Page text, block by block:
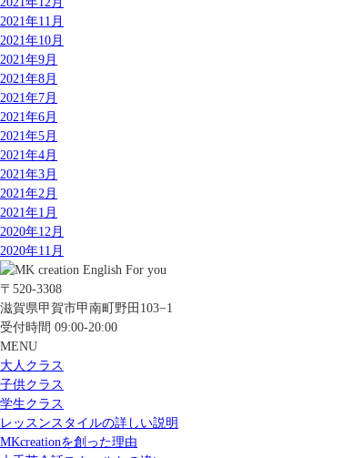
2021年11月
2021年10月
2021年9月
2021年8月
2021年7月
2021年6月
2021年5月
2021年4月
2021年3月
2021年2月
2021年1月
2020年12月
2020年11月
〒520-3308
滋賀県甲賀市甲南町野田103−1
受付時間 09:00-20:00
MENU
大人クラス
子供クラス
学生クラス
レッスンスタイルの詳しい説明
MKcreationを創った理由